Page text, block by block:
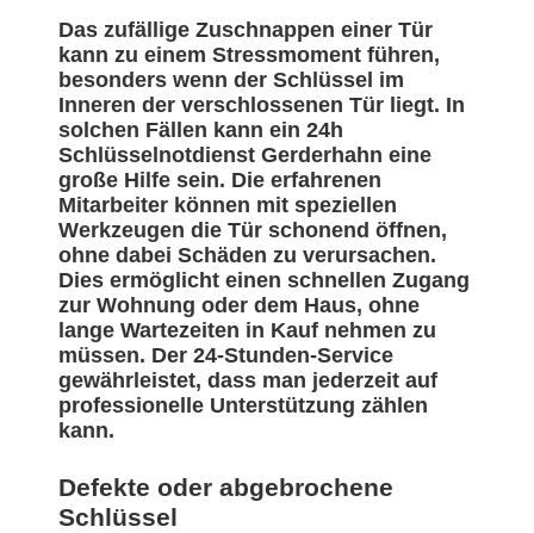
Das zufällige Zuschnappen einer Tür
kann zu einem Stressmoment führen,
besonders wenn der Schlüssel im
Inneren der verschlossenen Tür liegt. In
solchen Fällen kann ein 24h
Schlüsselnotdienst Gerderhahn eine
große Hilfe sein. Die erfahrenen
Mitarbeiter können mit speziellen
Werkzeugen die Tür schonend öffnen,
ohne dabei Schäden zu verursachen.
Dies ermöglicht einen schnellen Zugang
zur Wohnung oder dem Haus, ohne
lange Wartezeiten in Kauf nehmen zu
müssen. Der 24-Stunden-Service
gewährleistet, dass man jederzeit auf
professionelle Unterstützung zählen
kann.
Defekte oder abgebrochene
Schlüssel